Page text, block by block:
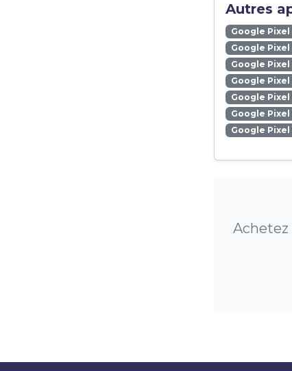
Autres
Google Pixel
Google Pixel
Google Pixel
Google Pixel
Google Pixel
Google Pixel
Google Pixel
Achetez